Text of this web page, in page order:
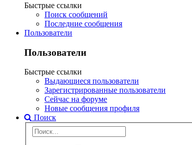
Быстрые ссылки
Поиск сообщений
Последние сообщения
Пользователи
Пользователи
Быстрые ссылки
Выдающиеся пользователи
Зарегистрированные пользователи
Сейчас на форуме
Новые сообщения профиля
Поиск